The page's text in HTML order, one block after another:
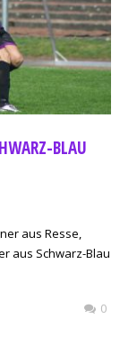
BLAU
aus Resse,
aus Schwarz-Blau
0